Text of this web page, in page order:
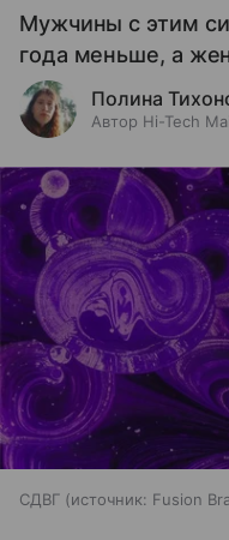
Мужчины с этим
года меньше, а
Полина
Автор Hi-Tech
СДВГ источник: Fusion